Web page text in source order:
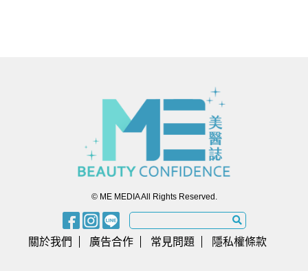
© ME MEDIA All Rights Reserved.
關於我們 廣告合作 常見問題 隱私權條款